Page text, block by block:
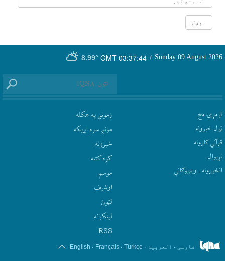
GMT-03:37:44
8.99° Sunday 09 August 2026 ؛
لومړۍ مخ
ټول خبرونه
قرآني کارونه
نړيوال
انځورونه ـ ویډیوګانې
زمونږ په هکله
مونږ سره اړيکه
‫خبرونه
کره کتنه
موسم
ارشيف
لټون
لينکونه
RSS
فارسی . العربیة .
Türkçe
.
Français
.
English